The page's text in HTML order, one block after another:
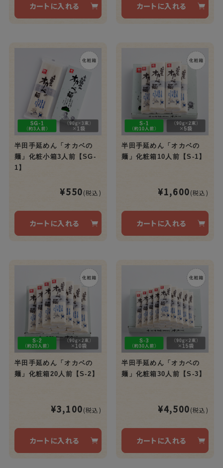
カートに入れる カートに入れる
半田手延めん「オカベの
麺」化粧小箱3人前【SG-
1】
¥550(税込)
カートに入れる
半田手延めん「オカベの
麺」化粧箱10人前【S-1】
¥1,600(税込)
カートに入れる
半田手延めん「オカベの
麺」化粧箱20人前【S-2】
¥3,100(税込)
カートに入れる
半田手延めん「オカベの
麺」化粧箱30人前【S-3】
¥4,500(税込)
カートに入れる